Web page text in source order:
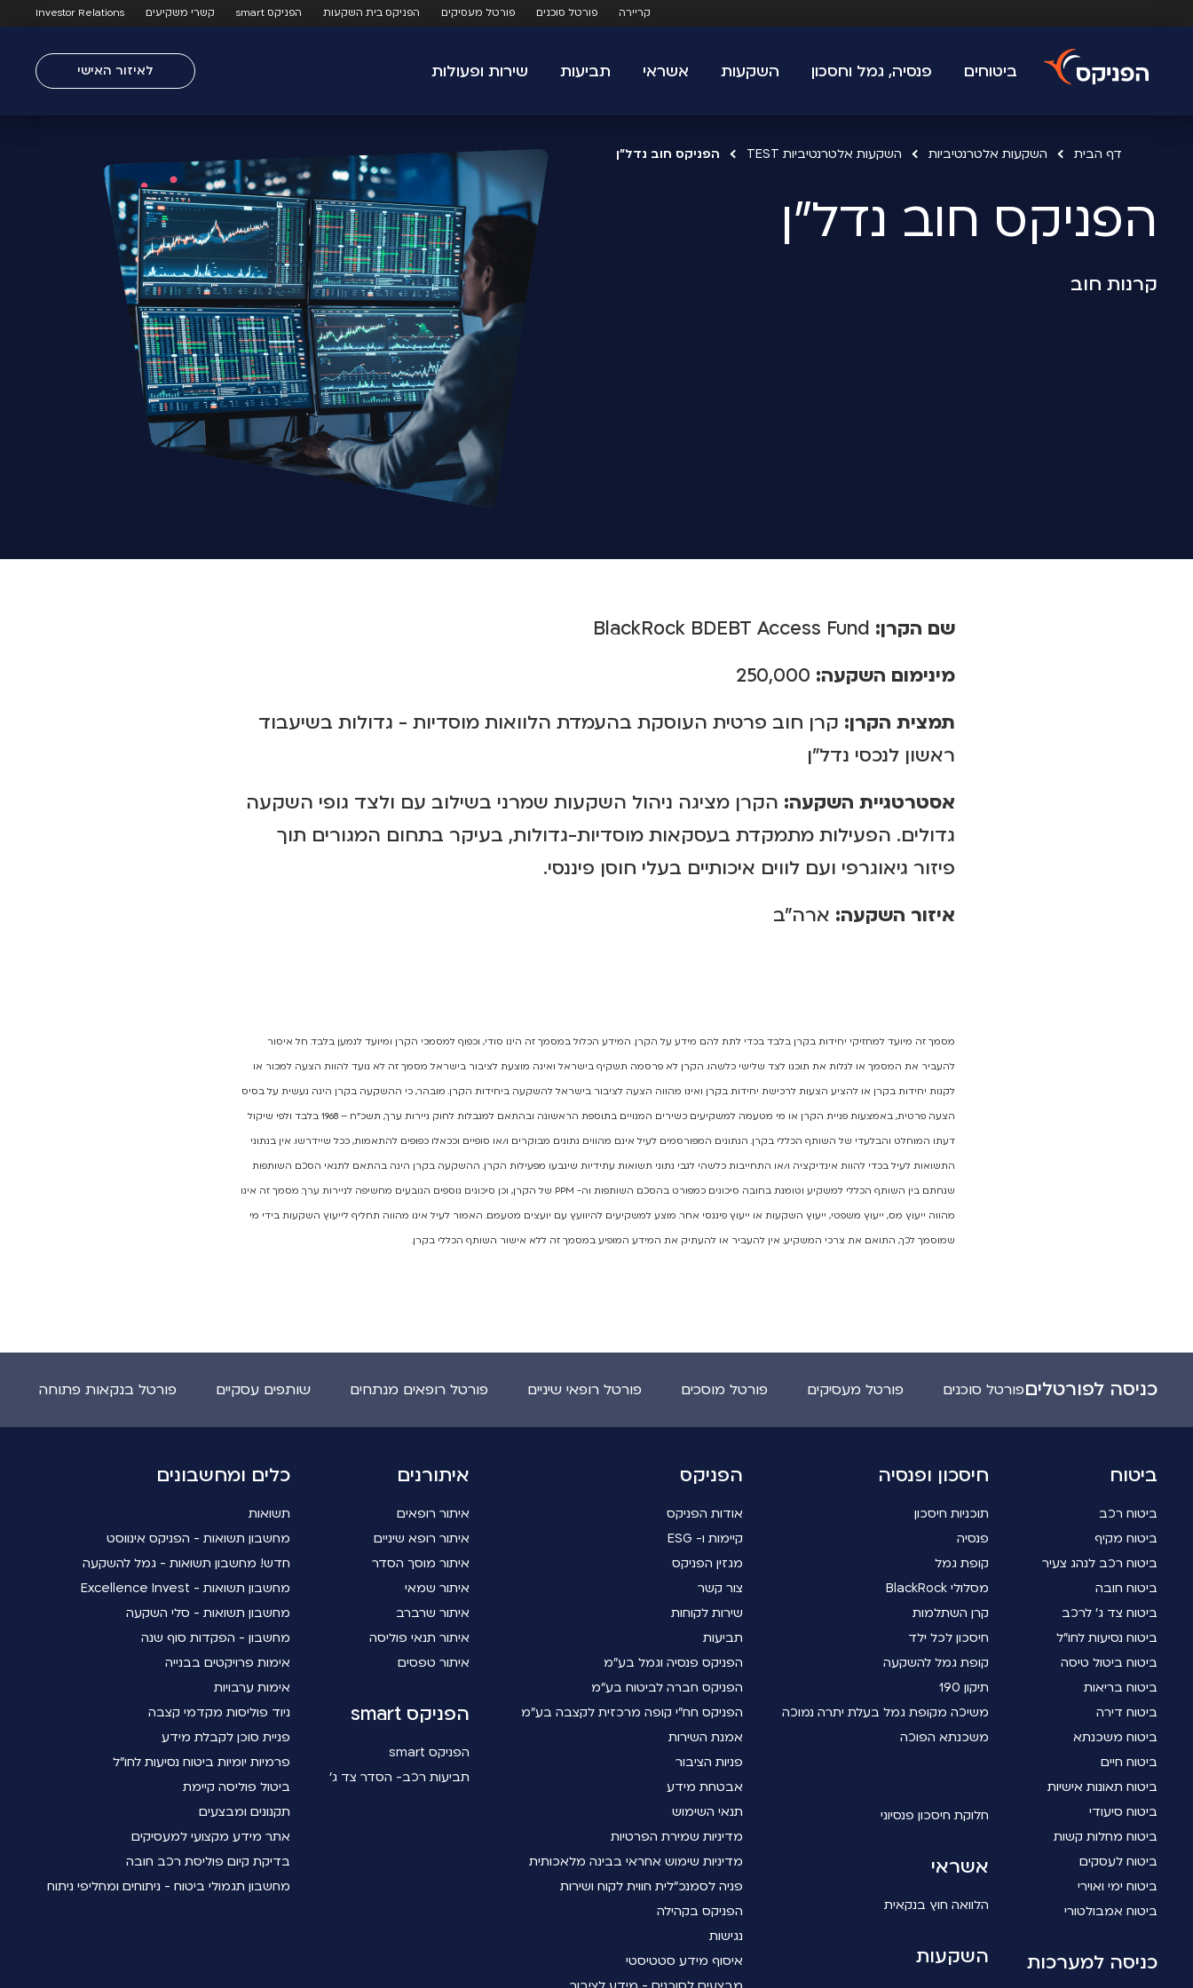
קריירה פורטל סוכנים פורטל מעסיקים הפניקס בית השקעות הפניקס smart קשרי משקיעים Investor Relations
ביטוחים פנסיה, גמל וחסכון השקעות אשראי תביעות שירות ופעולות לאיזור האישי
דף הבית השקעות אלטרנטיביות השקעות אלטרנטיביות TEST הפניקס חוב נדל"ן
הפניקס חוב נדל"ן
קרנות חוב
שם הקרן:
מינימום השקעה:
תמצית הקרן: קרן חוב פרטית העוסקת בהעמדת הלוואות מוסדיות - גדולות בשיעבוד
ראשון לנכסי נדל"ן
אסטרטגיית השקעה: הקרן מציגה ניהול השקעות שמרני בשילוב עם ולצד גופי השקעה
גדולים. הפעילות מתמקדת בעסקאות מוסדיות-גדולות, בעיקר בתחום המגורים תוך
פיזור גיאוגרפי ועם לווים איכותיים בעלי חוסן פיננסי.
איזור השקעה: ארה"ב
מסמך זה מיועד למחזיקי יחידות בקרן בלבד בכדי לתת להם מידע על הקרן. המידע הכלול במסמך זה הינו סודי, וכפוף למסמכי הקרן ומיועד לנמען בלבד. חל איסור
להעביר את המסמך או לגלות את תוכנו לצד שלישי כלשהו. הקרן לא פרסמה תשקיף בישראל ואינה מוצעת לציבור בישראל. מסמך זה לא נועד להוות הצעה למכור או
לקנות יחידות בקרן או להציע הצעות לרכישת יחידות בקרן ואינו מהווה הצעה לציבור בישראל להשקעה ביחידות הקרן. מובהר, כי ההשקעה בקרן הינה נעשית על בסיס
הצעה פרטית, באמצעות פניית הקרן או מי מטעמה למשקיעים כשירים המנויים בתוספת הראשונה
ובהתאם למגבלות לחוק ניירות ערך, תשכ"ח – 1968 בלבד ולפי שיקול
דעתו המוחלט והבלעדי של השותף הכללי בקרן. הנתונים המפורסמים לעיל אינם מהווים נתונים מבוקרים ו/או סופיים וככאלו כפופים להתאמות, ככל שיידרשו. אין בנתוני
התשואות לעיל בכדי להוות אינדיקציה ו/או התחייבות כלשהי לגבי נתוני תשואות עתידיות שינבעו מפעילות הקרן. ההשקעה בקרן הינה בהתאם לתנאי הסכם השותפות
שנחתם בין השותף הכללי למשקיע וטומנת בחובה סיכונים כמפורט בהסכם השותפות וה- PPM של הקרן, וכן סיכונים נוספים הנובעים מחשיפה לניירות ערך. מסמך זה אינו
מהווה ייעוץ מס, ייעוץ משפטי, ייעוץ השקעות או ייעוץ פיננסי אחר. מוצע למשקיעים להיוועץ עם יועצים מטעמם. האמור לעיל אינו מהווה תחליף לייעוץ השקעות בידי מי
שמוסמך לכך, התואם את צרכי המשקיע. אין להעביר או להעתיק את המידע המופיע במסמך זה ללא אישור השותף הכללי בקרן.
כניסה לפורטליםפורטל סוכנים פורטל מעסיקים פורטל מוסכים פורטל רופאי שיניים פורטל רופאים מנתחים שותפים עסקיים פורטל בנקאות פתוחה
ביטוח
ביטוח רכב
ביטוח מקיף
ביטוח רכב לנהג צעיר
ביטוח חובה
ביטוח צד ג' לרכב
ביטוח נסיעות לחו"ל
ביטוח ביטול טיסה
ביטוח בריאות
ביטוח דירה
ביטוח משכנתא
ביטוח חיים
ביטוח תאונות אישיות
ביטוח סיעודי
ביטוח מחלות קשות
ביטוח לעסקים
ביטוח ימי ואוירי
ביטוח אמבולטורי
כניסה למערכות
חיסכון ופנסיה
תוכניות חיסכון
פנסיה
קופת גמל
מסלולי BlackRock
קרן השתלמות
חיסכון לכל ילד
קופת גמל להשקעה
תיקון 190
משיכה מקופת גמל בעלת יתרה נמוכה
משכנתא הפוכה
חלוקת חיסכון פנסיוני
אשראי
הלוואה חוץ בנקאית
השקעות
הפניקס
אודות הפניקס
קיימות ו- ESG
מגזין הפניקס
צור קשר
שירות לקוחות
תביעות
הפניקס פנסיה וגמל בע"מ
הפניקס חברה לביטוח בע"מ
הפניקס חח"י קופה מרכזית לקצבה בע"מ
אמנת השירות
פניות הציבור
אבטחת מידע
תנאי השימוש
מדיניות שמירת הפרטיות
מדיניות שימוש אחראי בבינה מלאכותית
פניה לסמנכ"לית חווית לקוח ושירות
הפניקס בקהילה
נגישות
איסוף מידע סטטיסטי
איתורנים
איתור רופאים
איתור רופא שיניים
איתור מוסך הסדר
איתור שמאי
איתור שרברב
איתור תנאי פוליסה
איתור טפסים
הפניקס smart
הפניקס smart
תביעות רכב- הסדר צד ג'
כלים ומחשבונים
תשואות
מחשבון תשואות - הפניקס אינווסט
חדש! מחשבון תשואות - גמל להשקעה
מחשבון תשואות - Excellence Invest
מחשבון תשואות - סלי השקעה
מחשבון - הפקדות סוף שנה
אימות פרויקטים בבנייה
אימות ערבויות
ניוד פוליסות מקדמי קצבה
פניית סוכן לקבלת מידע
פרמיות יומיות ביטוח נסיעות לחו"ל
ביטול פוליסה קיימת
תקנונים ומבצעים
אתר מידע מקצועי למעסיקים
בדיקת קיום פוליסת רכב חובה
מחשבון תגמולי ביטוח - ניתוחים ומחליפי ניתוח